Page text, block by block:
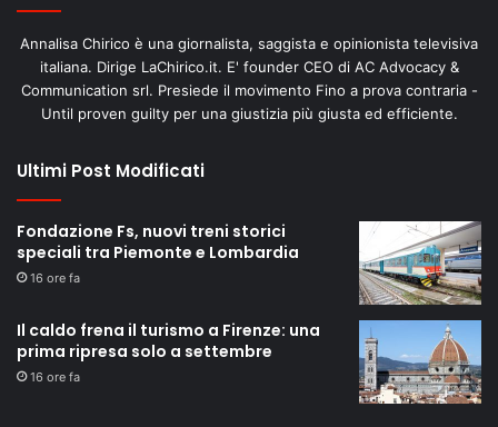
Annalisa Chirico è una giornalista, saggista e opinionista televisiva
italiana. Dirige LaChirico.it. E' founder CEO di AC Advocacy &
Communication srl. Presiede il movimento Fino a prova contraria -
Until proven guilty per una giustizia più giusta ed efficiente.
Ultimi Post Modificati
Fondazione Fs, nuovi treni storici
speciali tra Piemonte e Lombardia
16 ore fa
Il caldo frena il turismo a Firenze: una
prima ripresa solo a settembre
16 ore fa